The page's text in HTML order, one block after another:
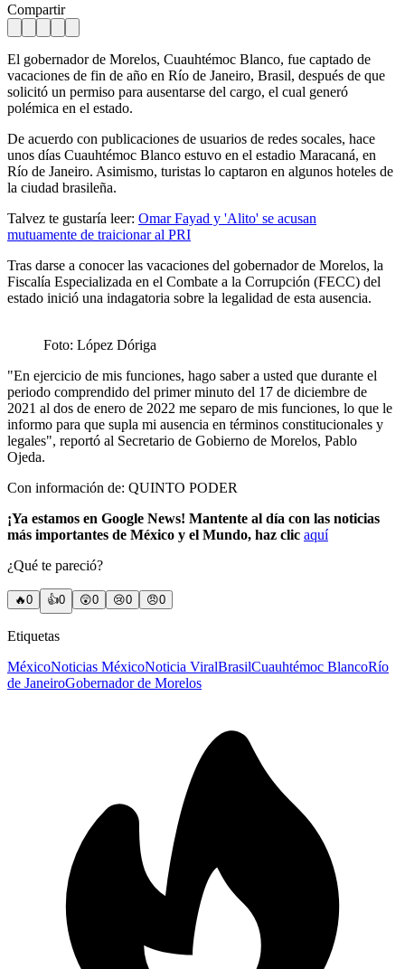
Compartir
El gobernador de Morelos, Cuauhtémoc Blanco, fue captado de
vacaciones de fin de año en Río de Janeiro, Brasil, después de que
solicitó un permiso para ausentarse del cargo, el cual generó
polémica en el estado.
De acuerdo con publicaciones de usuarios de redes socales, hace
unos días Cuauhtémoc Blanco estuvo en el estadio Maracaná, en
Río de Janeiro. Asimismo, turistas lo captaron en algunos hoteles de
la ciudad brasileña.
Talvez te gustaría leer: Omar Fayad y 'Alito' se acusan
mutuamente de traicionar al PRI
Tras darse a conocer las vacaciones del gobernador de Morelos, la
Fiscalía Especializada en el Combate a la Corrupción (FECC) del
estado inició una indagatoria sobre la legalidad de esta ausencia.
Foto: López Dóriga
"En ejercicio de mis funciones, hago saber a usted que durante el
periodo comprendido del primer minuto del 17 de diciembre de
2021 al dos de enero de 2022 me separo de mis funciones, lo que le
informo para que supla mi ausencia en términos constitucionales y
legales", reportó al Secretario de Gobierno de Morelos, Pablo
Ojeda.
Con información de: QUINTO PODER
¡Ya estamos en Google News! Mantente al día con las noticias
más importantes de México y el Mundo, haz clic aquí
¿Qué te pareció?
🔥0 👍0 😲0 😢0 😠0
Etiquetas
MéxicoNoticias MéxicoNoticia ViralBrasilCuauhtémoc BlancoRío
de JaneiroGobernador de Morelos